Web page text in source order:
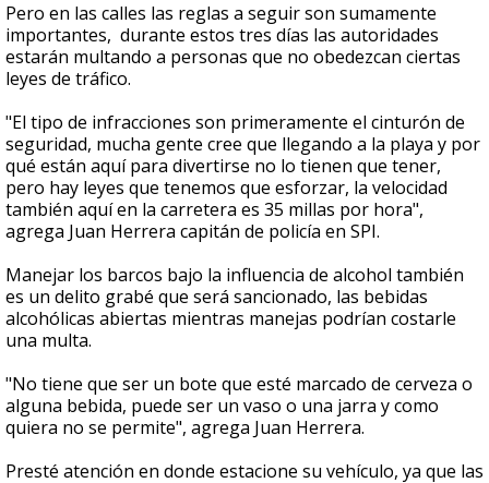
Pero en las calles las reglas a seguir son sumamente
importantes, durante estos tres días las autoridades
estarán multando a personas que no obedezcan ciertas
leyes de tráfico.
"El tipo de infracciones son primeramente el cinturón de
seguridad, mucha gente cree que llegando a la playa y por
qué están aquí para divertirse no lo tienen que tener,
pero hay leyes que tenemos que esforzar, la velocidad
también aquí en la carretera es 35 millas por hora",
agrega Juan Herrera capitán de policía en SPI.
Manejar los barcos bajo la influencia de alcohol también
es un delito grabé que será sancionado, las bebidas
alcohólicas abiertas mientras manejas podrían costarle
una multa.
"No tiene que ser un bote que esté marcado de cerveza o
alguna bebida, puede ser un vaso o una jarra y como
quiera no se permite", agrega Juan Herrera.
Presté atención en donde estacione su vehículo, ya que las